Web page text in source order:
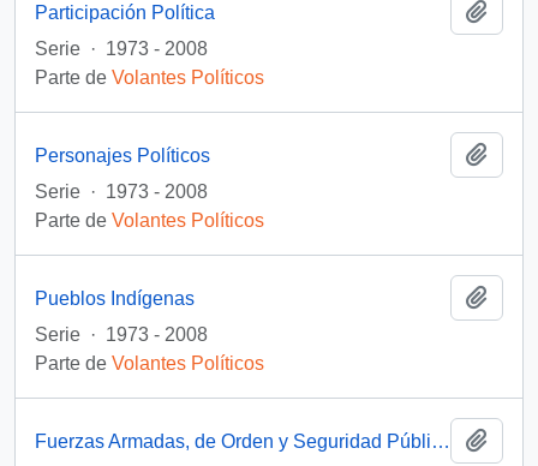
Participación Política
Serie · 1973 - 2008
Parte de Volantes Políticos
Personajes Políticos
Serie · 1973 - 2008
Parte de Volantes Políticos
Pueblos Indígenas
Serie · 1973 - 2008
Parte de Volantes Políticos
Fuerzas Armadas, de Orden y Seguridad Pública